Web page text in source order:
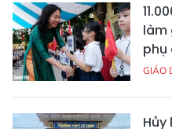
làm
phụ
GIÁO